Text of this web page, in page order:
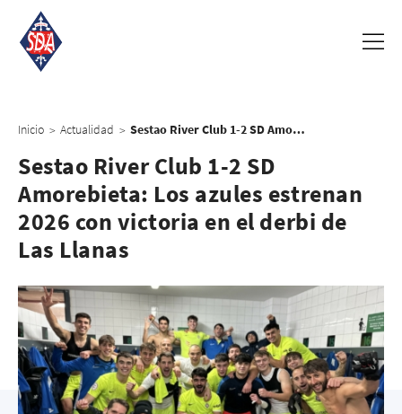
Inicio > Actualidad > Sestao River Club 1-2 SD Amorebieta: Los azules estrenan 2026 con victoria en el derbi de Las Llanas
Sestao River Club 1-2 SD
Amorebieta: Los azules estrenan
2026 con victoria en el derbi de
Las Llanas